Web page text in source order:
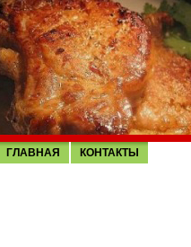
ГЛАВНАЯ КОНТАКТЫ